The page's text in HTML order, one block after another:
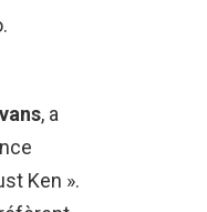
, a
Ken ».